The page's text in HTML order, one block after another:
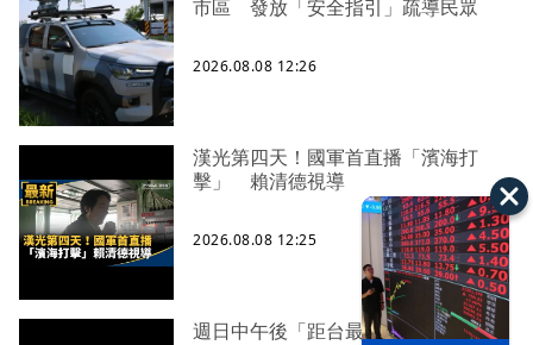
市區 發放「安全指引」疏導民眾
2026.08.08 12:26
漢光第四天！國軍首直播「濱海打
擊」 賴清德視導
2026.08.08 12:25
週日中午後「距台最近」！ 中部以